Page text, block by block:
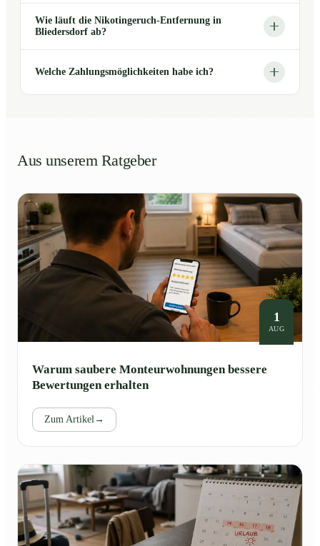
Wie läuft die Nikotingeruch-Entfernung in
Bliedersdorf ab?
Welche Zahlungsmöglichkeiten habe ich?
Aus unserem Ratgeber
1
AUG
Warum saubere Monteurwohnungen bessere
Bewertungen erhalten
Zum Artikel →